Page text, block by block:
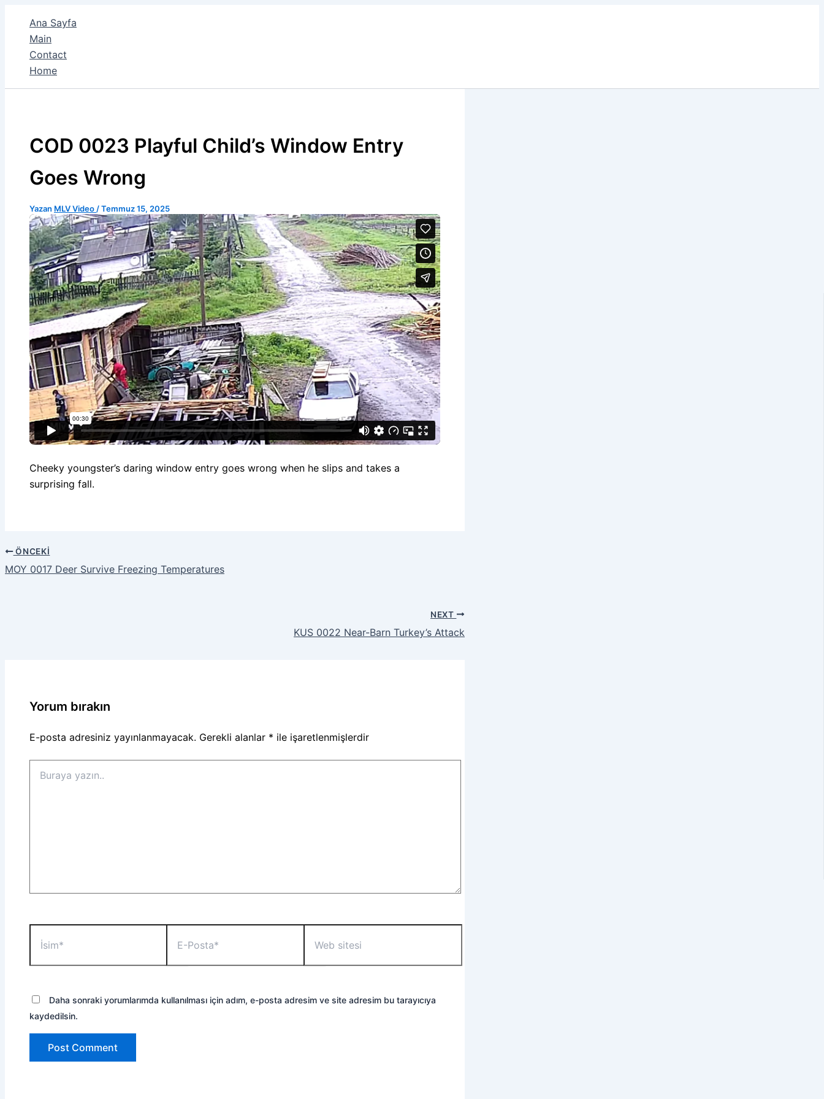
Ana Sayfa
Main
Contact
Home
COD 0023 Playful Child’s Window Entry
Goes Wrong
Yazan MLV Video /Temmuz 15, 2025
Cheeky youngster’s daring window entry goes wrong when he slips and takes a
surprising fall.
ÖNCEKI
MOY 0017 Deer Survive Freezing Temperatures
NEXT
KUS 0022 Near-Barn Turkey’s Attack
Yorum bırakın
E-posta adresiniz yayınlanmayacak. Gerekli alanlar * ile işaretlenmişlerdir
yazın..
Posta*
sitesi
Daha sonraki yorumlarımda kullanılması için adım, e-posta adresim ve site adresim bu tarayıcıya
kaydedilsin.